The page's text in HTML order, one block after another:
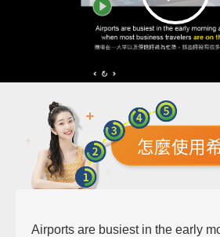
怎麼使用
Airports are busiest in the early